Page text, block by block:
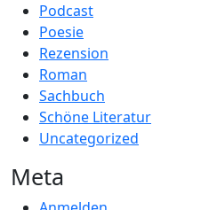
Podcast
Poesie
Rezension
Roman
Sachbuch
Schöne Literatur
Uncategorized
Meta